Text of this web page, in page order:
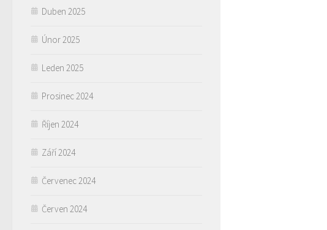
Duben 2025
Únor 2025
Leden 2025
Prosinec 2024
Říjen 2024
Září 2024
Červenec 2024
Červen 2024